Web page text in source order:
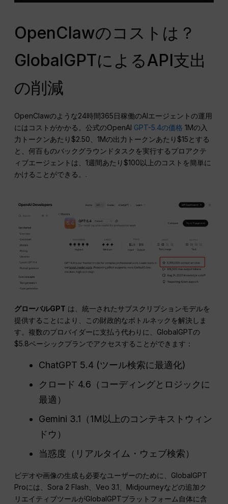
OpenClawのコストは？
GlobalGPTによるAPI支出
の削減
OpenClawのような24時間365日稼働のAIエージェントの運用
にはコストがかかる。公式のOpenAI GPT-5.4の価格 1Mの入
力トークンあたり$2.50、1Mの出力トークンあたり$15とする
と、何百ものバックグラウンドタスクを実行するプロアクテ
ィブエージェントは、1週間あたり$100以上のコストを簡単に
かけることができる。.
グローバルGPT は、統一されたサブスクリプションモデルを
提供することにより、この財政的なボトルネックを解決しま
す。複数のプロバイダーに支払う代わりに、GlobalGPTの
$5.8ベーシックプランでアクセスすることができます：
ChatGPT 5.4 (ツール検索に最適化)
クロード 4.6（コーディングとロジックに
最適）
Gemini 3.1（1M以上のコンテキストウィン
ドウ）
当惑度（リアルタイム・ウェブ検索）
ビデオや画像の生成も必要なユーザーのために、GlobalGPT
Proには、Sora 2 Flash、Veo 3.1、Midjourneyなどの追加ク
リエイティブツールがGlobalGPTプラットフォーム自体に含